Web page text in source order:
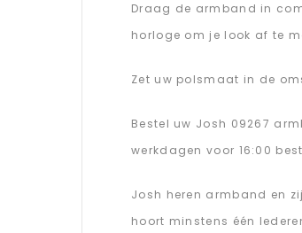
Draag de armband in
horloge om je look af te
Zet uw polsmaat in de
Bestel uw Josh 09267
werkdagen voor 16:00
Josh heren armband en
hoort minstens één